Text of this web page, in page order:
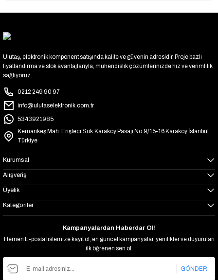
Ulutaş, elektronik komponent satışında kalite ve güvenin adresidir. Proje bazlı
fiyatlandırma ve stok avantajlarıyla, mühendislik çözümlerinizde hız ve verimlilik
sağlıyoruz.
0212 249 90 97
info@ulutaselektronik.com.tr
5343921985
Kemankeş Mah. Erişteci Sok.Karaköy Pasajı No:9/15-16 Karaköy İstanbul
Türkiye
Kurumsal
Alışveriş
Üyelik
Kategoriler
Kampanyalardan Haberdar Ol!
Hemen E-posta listemize kayıt ol, en güncel kampanyalar, yenilikler ve duyuruları
ilk öğrenen sen ol.
GÖNDER